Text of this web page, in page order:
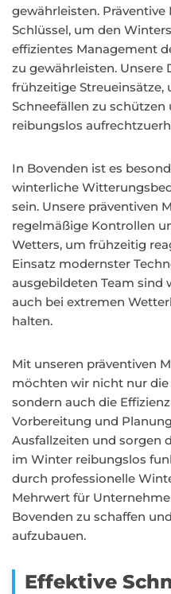
gewährleisten.
Schlüssel, um den
effizientes Management
zu gewährleisten. Unsere
frühzeitige Streueinsätze,
Schneefällen zu schützen
reibungslos
In Bovenden ist es
winterliche
sein. Unsere präventiven
regelmäßige Kontrollen
Wetters, um frühzeitig
Einsatz modernster
ausgebildeten Team sind
auch bei extremen
halten.
Mit unseren präventiven
möchten wir nicht nur
sondern auch die
Vorbereitung und
Ausfallzeiten und sorgen
im Winter reibungslos
durch professionelle
Mehrwert für
Bovenden zu schaffen
aufzubauen.
Effektive